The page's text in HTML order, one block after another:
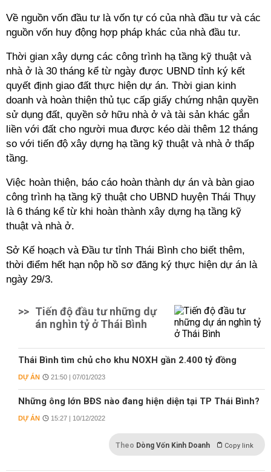
Về nguồn vốn đầu tư là vốn tự có của nhà đầu tư và các
nguồn vốn huy động hợp pháp khác của nhà đầu tư.
Thời gian xây dựng các công trình hạ tầng kỹ thuật và
nhà ở là 30 tháng kể từ ngày được UBND tỉnh ký kết
quyết định giao đất thực hiện dự án. Thời gian kinh
doanh và hoàn thiện thủ tục cấp giấy chứng nhận quyền
sử dụng đất, quyền sở hữu nhà ở và tài sản khác gắn
liền với đất cho người mua được kéo dài thêm 12 tháng
so với tiến độ xây dựng hạ tầng kỹ thuật và nhà ở thấp
tầng.
Việc hoàn thiện, báo cáo hoàn thành dự án và bàn giao
công trình hạ tầng kỹ thuật cho UBND huyện Thái Thụy
là 6 tháng kể từ khi hoàn thành xây dựng hạ tầng kỹ
thuật và nhà ở.
Sở Kế hoạch và Đầu tư tỉnh Thái Bình cho biết thêm,
thời điểm hết hạn nộp hồ sơ đăng ký thực hiện dự án là
ngày 29/3.
>> Tiến độ đầu tư những dự
án nghìn tỷ ở Thái Bình
Thái Bình tìm chủ cho khu NOXH gần 2.400 tỷ đồng
DỰ ÁN 21:50 | 07/01/2023
Những ông lớn BĐS nào đang hiện diện tại TP Thái Bình?
DỰ ÁN 15:27 | 10/12/2022
Theo Dòng Vốn Kinh Doanh Copy link